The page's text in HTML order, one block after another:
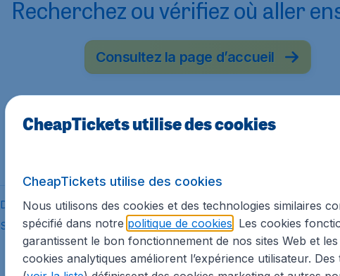
Recherchez ou vérifiez où aller
Consultez la page d’accueil
Destinations lointaines Soleil
Ski Circuits
CheapTickets utilise des cookies
CheapTickets utilise des cookies
Nous utilisons des cookies et des technologies similaires
spécifié dans notre politique de cookies . Les cookies
garantissent le bon fonctionnement de nos sites Web et les
cookies analytiques améliorent l’expérience utilisateur. Des